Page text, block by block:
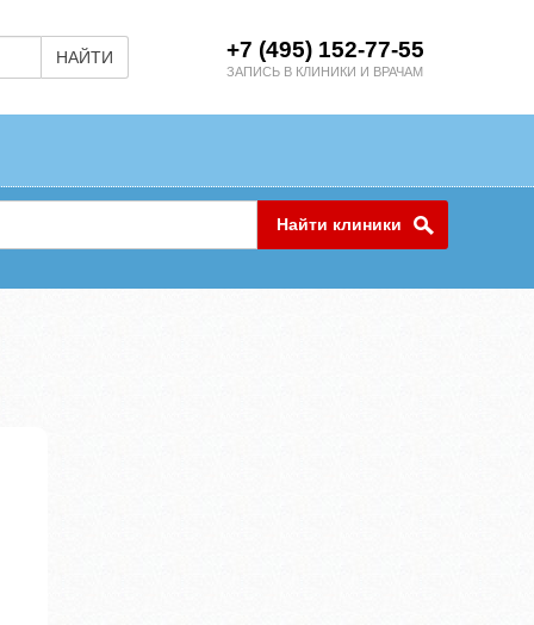
НАЙТИ +7 (495) 152-77-55
ЗАПИСЬ В КЛИНИКИ И ВРАЧАМ
Найти клиники